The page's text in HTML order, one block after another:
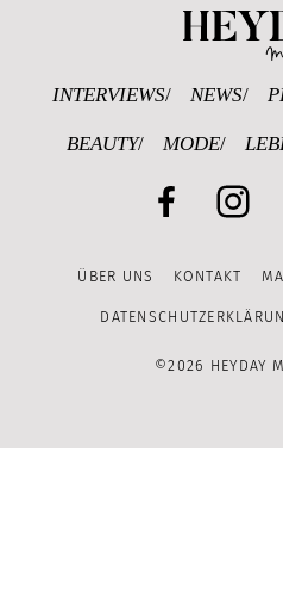
INTERVIEWS NEWS
BEAUTY MODE
ÜBER UNS KONTAKT
©2026 HEYDAY